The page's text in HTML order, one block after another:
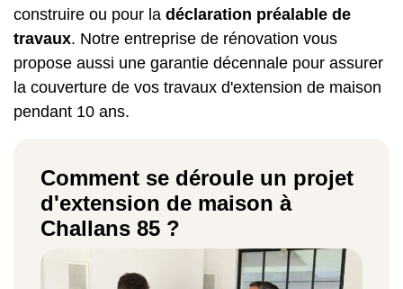
construire ou pour la déclaration préalable de
travaux. Notre entreprise de rénovation vous
propose aussi une garantie décennale pour assurer
la couverture de vos travaux d'extension de maison
pendant 10 ans.
Comment se déroule un projet
d'extension de maison à
Challans 85 ?